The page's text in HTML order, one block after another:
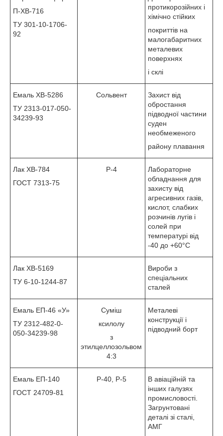
П-ХВ-716
ТУ 301-10-1706-
92
протикорозійних і
хімічно стійких
покриттів на
малогабаритних
металевих
поверхнях
і склі
Емаль ХВ-5286
ТУ 2313-017-050-
34239-93
Сольвент
Захист від
обростання
підводної частини
суден
необмеженого
району плавання
Лак ХВ-784
ГОСТ 7313-75
Р-4
Лабораторне
обладнання для
захисту від
агресивних газів,
кислот, слабких
розчинів лугів і
солей при
температурі від
-40 до +60°С
Лак ХВ-5169
ТУ 6-10-1244-87
Вироби з
спеціальних
сталей
Емаль ЕП-46 «У»
ТУ 2312-482-0-
050-34239-98
Суміш
ксилолу
з
этилцеллозольвом
4:3
Металеві
конструкції і
підводний борт
Емаль ЕП-140
ГОСТ 24709-81
Р-40, Р-5
В авіаційній та
інших галузях
промисловості.
Загрунтовані
деталі зі сталі,
АМГ